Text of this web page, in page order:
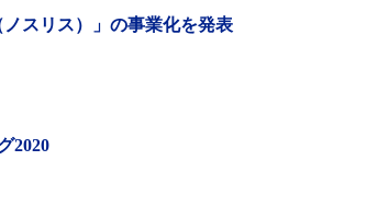
スリス）」の事業化を発表
2020